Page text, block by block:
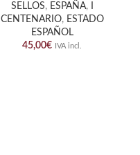
SELLOS, ESPAÑA,
CENTENARIO, ESTADO
ESPAÑOL
45,00€ IVA incl.